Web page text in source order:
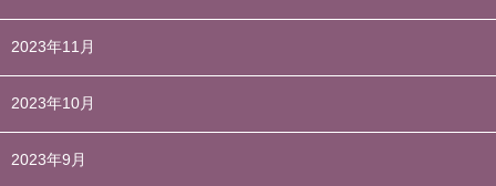
2023年11月
2023年10月
2023年9月